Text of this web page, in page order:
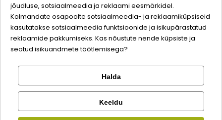
Kirjuta arvustus
Koostis
kondroitiinsulfaat
0,004%
Kontrolli tellimust
Logi sisse
Registreeru
Facebook
Sina ja su perekonna parim sõber väärite veel
odavamat hinda!
Lemmikloom
Kauplus
jõudluse, sotsiaalmeedia ja reklaami eesmärkidel.
Kolmandate osapoolte sotsiaalmeedia- ja reklaamiküpsiseid
kasutatakse sotsiaalmeedia funktsioonide ja isikupärastatud
reklaamide pakkumiseks. Kas nõustute nende küpsiste ja
seotud isikuandmete töötlemisega?
Halda
Keeldu